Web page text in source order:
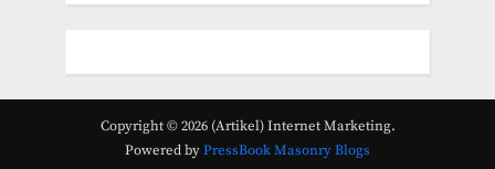
Copyright © 2026 (Artikel) Internet Marketing.
Powered byPressBook Masonry Blogs